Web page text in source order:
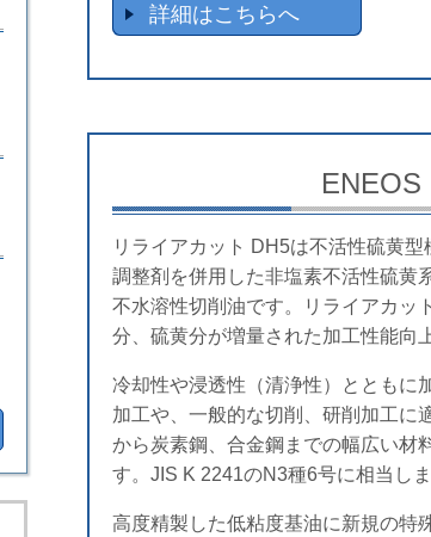
詳細はこちらへ
リライアカット DH5は不活性硫黄
調整剤を併用した非塩素不活性硫黄
不水溶性切削油です。リライアカッ
分、硫黄分が増量された加工性能向
冷却性や浸透性（清浄性）とともに
加工や、一般的な切削、研削加工に
から炭素鋼、合金鋼までの幅広い材
す。JIS K 2241のN3種6号に相当しま
高度精製した低粘度基油に新規の特